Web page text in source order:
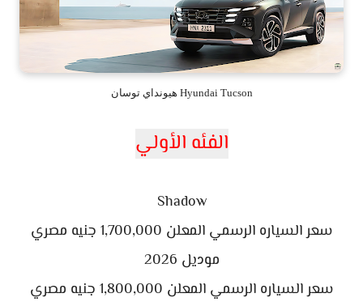
Hyundai Tucson هيونداي توسان
الفئه الأولي
Shadow
سعر السياره الرسمي المعلن 1,700,000 جنيه مصري
موديل 2026
سعر السياره الرسمي المعلن 1,800,000 جنيه مصري